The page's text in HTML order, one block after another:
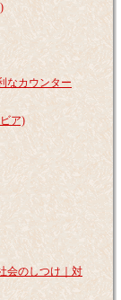
なカウンター
ア)
会のしつけ｜対